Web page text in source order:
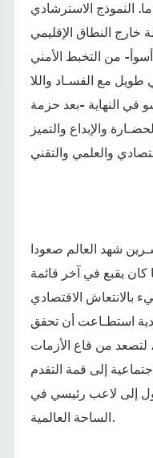
النموذج الاسترشادي
خارج النطاق الإقليمي
من التخبط الأمني
مع الفسـاد واللا
في النهاية -بعد حزمة
والإبداع والتميز
شهد العالم صعودا
يقبع في آخر قائمة
بالانتعاش الاقتصادي
استطـاعت أن تحقق
من قاع الأزمات
إلى قمة التقدم
إلى لاعب رئيسي في
الساحة العالمية.